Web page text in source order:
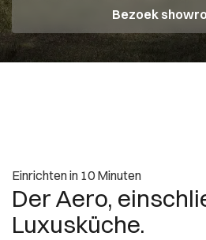
Bezoek
Einrichten in 10 Minuten
Der Aero,
Luxusküche.